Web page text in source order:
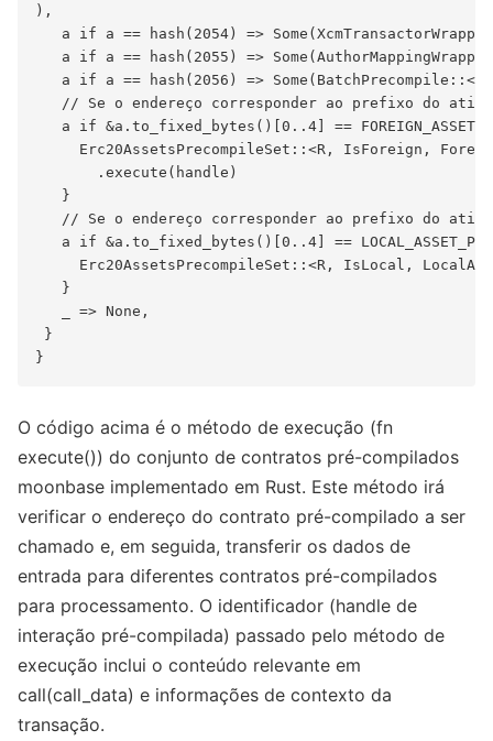
),
a if a == hash(2054) =>
a if a == hash(2055) =>
a if a == hash(2056) =>
// Se o endereço corresponder ao prefixo do
a if &a.to_fixed_bytes()[0..4] ==
Erc20AssetsPrecompileSet::<R, IsForeign,
       .execute(handle)
   }
// Se o endereço corresponder ao prefixo do
a if &a.to_fixed_bytes()[0..4] ==
Erc20AssetsPrecompileSet::<R, IsLocal,
   }
   _ => None,
}
O código acima é o método de execução (fn
execute()) do conjunto de contratos pré-compilados
moonbase implementado em Rust. Este método irá
verificar o endereço do contrato pré-compilado a ser
chamado e, em seguida, transferir os dados de
entrada para diferentes contratos pré-compilados
para processamento. O identificador (handle de
interação pré-compilada) passado pelo método de
execução inclui o conteúdo relevante em
call(call_data) e informações de contexto da
transação.